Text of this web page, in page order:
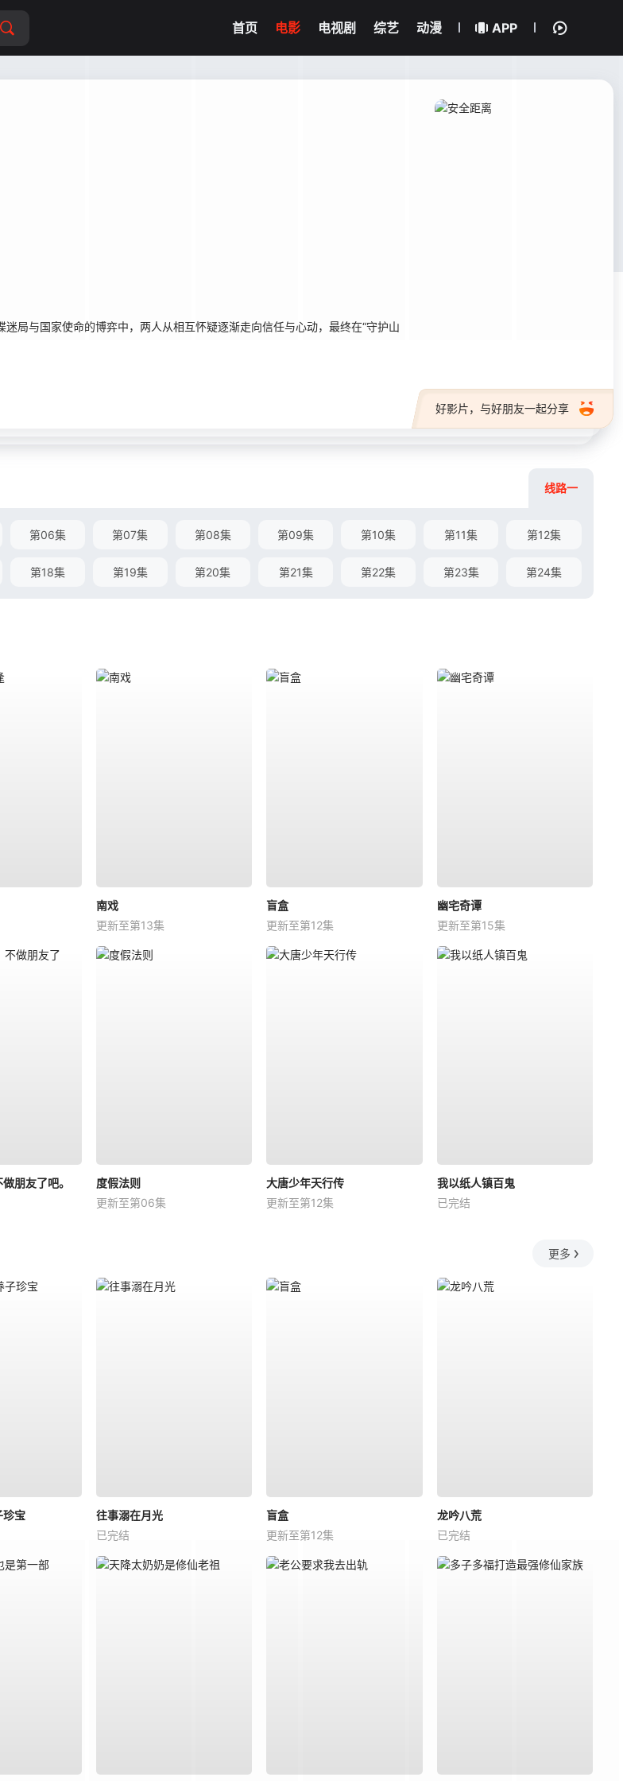
首页 电影 电视剧 综艺 动漫 APP
局与国家使命的博弈中，两人从相互怀疑逐渐走向信任与心动，最终在“守护山
好影片，与好朋友一起分享
线路一
第06集 第07集 第08集 第09集 第10集 第11集 第12集
第18集 第19集 第20集 第21集 第22集 第23集 第24集
南戏
更新至第13集
盲盒
更新至第12集
幽宅奇谭
更新至第15集
朋友了吧。
度假法则
更新至第06集
大唐少年天行传
更新至第12集
我以纸人镇百鬼
已完结
更多
珍宝
往事溺在月光
已完结
盲盒
更新至第12集
龙吟八荒
已完结